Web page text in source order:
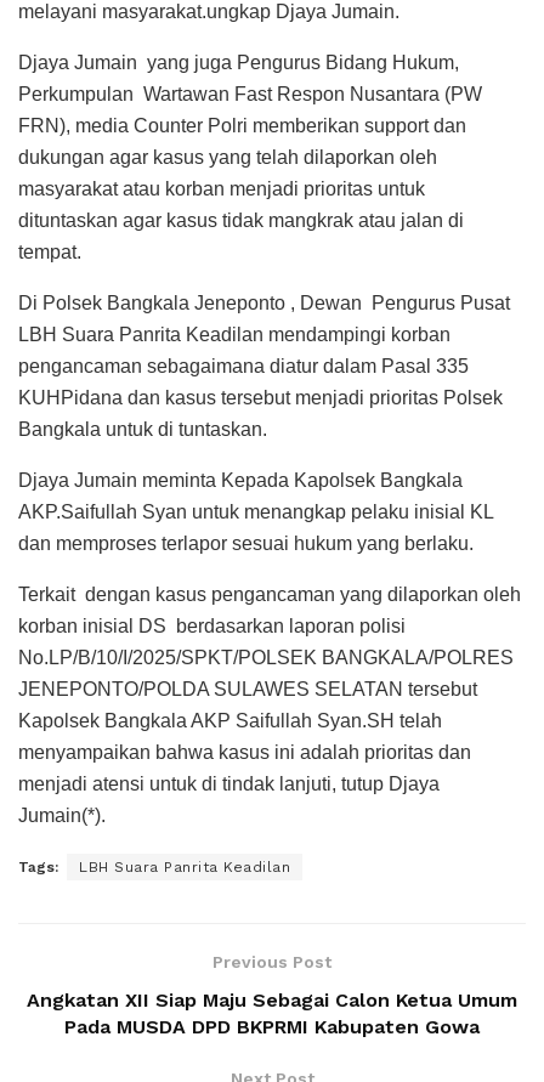
melayani masyarakat.ungkap Djaya Jumain.
Djaya Jumain yang juga Pengurus Bidang Hukum,
Perkumpulan Wartawan Fast Respon Nusantara (PW
FRN), media Counter Polri memberikan support dan
dukungan agar kasus yang telah dilaporkan oleh
masyarakat atau korban menjadi prioritas untuk
dituntaskan agar kasus tidak mangkrak atau jalan di
tempat.
Di Polsek Bangkala Jeneponto , Dewan Pengurus Pusat
LBH Suara Panrita Keadilan mendampingi korban
pengancaman sebagaimana diatur dalam Pasal 335
KUHPidana dan kasus tersebut menjadi prioritas Polsek
Bangkala untuk di tuntaskan.
Djaya Jumain meminta Kepada Kapolsek Bangkala
AKP.Saifullah Syan untuk menangkap pelaku inisial KL
dan memproses terlapor sesuai hukum yang berlaku.
Terkait dengan kasus pengancaman yang dilaporkan oleh
korban inisial DS berdasarkan laporan polisi
No.LP/B/10/I/2025/SPKT/POLSEK BANGKALA/POLRES
JENEPONTO/POLDA SULAWES SELATAN tersebut
Kapolsek Bangkala AKP Saifullah Syan.SH telah
menyampaikan bahwa kasus ini adalah prioritas dan
menjadi atensi untuk di tindak lanjuti, tutup Djaya
Jumain(*).
Tags: LBH Suara Panrita Keadilan
Previous Post
Angkatan XII Siap Maju Sebagai Calon Ketua Umum
Pada MUSDA DPD BKPRMI Kabupaten Gowa